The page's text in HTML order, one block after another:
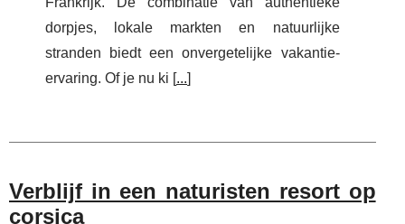
dorpjes, lokale markten en natuurlijke
stranden biedt een onvergetelijke vakantie-
ervaring. Of je nu ki [...]
Verblijf in een naturisten resort op
corsica